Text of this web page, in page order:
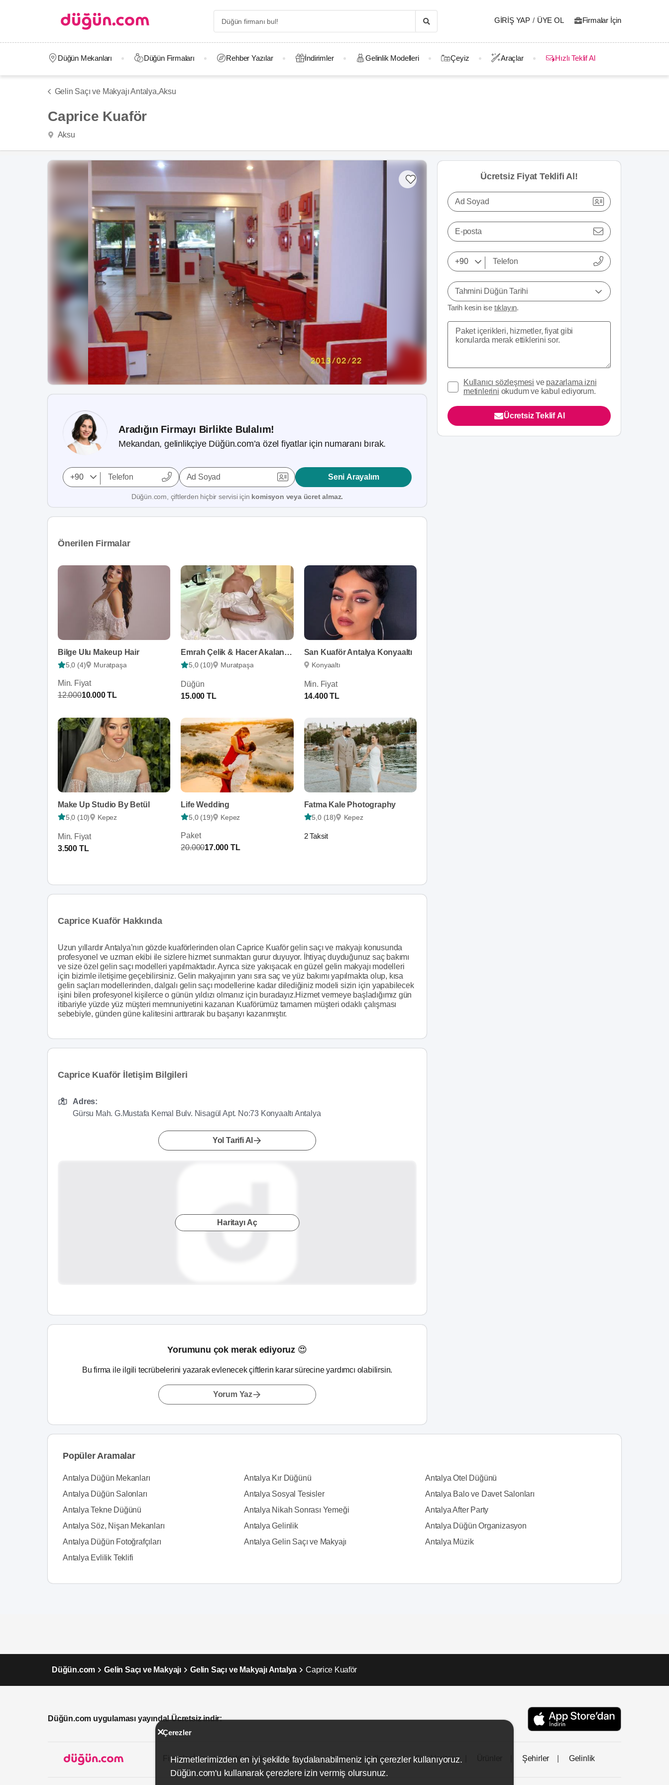
GIRIŞ YAP / ÜYE OL Firmalar İçin
Düğün Mekanları Düğün Firmaları Rehber Yazılar İndirimler Gelinlik Modelleri Çeyiz Araçlar Hızlı Teklif Al
Gelin Saçı ve Makyajı Antalya,Aksu
Caprice Kuaför
Aksu
Aradığın Firmayı Birlikte Bulalım!
Mekandan, gelinlikçiye Düğün.com’a özel fiyatlar için numaranı bırak.
Ad Soyad Seni Arayalım
Düğün.com, çiftlerden hiçbir servisi için komisyon veya ücret almaz.
Önerilen Firmalar
Bilge Ulu Makeup Hair
5,0 (4) Muratpaşa
Min. Fiyat
12.00010.000 TL
Emrah Çelik & Hacer Akalan Hair & Makeup
5,0 (10) Muratpaşa
Düğün
15.000 TL
San Kuaför Antalya Konyaaltı
Konyaaltı
Min. Fiyat
14.400 TL
Make Up Studio By Betül
5,0 (10) Kepez
Min. Fiyat
3.500 TL
Life Wedding
5,0 (19) Kepez
Paket
20.00017.000 TL
Fatma Kale Photography
5,0 (18) Kepez
2 Taksit
Caprice Kuaför Hakkında
Uzun yıllardır Antalya’nın gözde kuaförlerinden olan Caprice Kuaför gelin saçı ve makyajı konusunda
profesyonel ve uzman ekibi ile sizlere hizmet sunmaktan gurur duyuyor. İhtiyaç duyduğunuz saç bakımı
ve size özel gelin saçı modelleri yapılmaktadır. Ayrıca size yakışacak en güzel gelin makyajı modelleri
için bizimle iletişime geçebilirsiniz. Gelin makyajının yanı sıra saç ve yüz bakımı yapılmakta olup, kısa
gelin saçları modellerinden, dalgalı gelin saçı modellerine kadar dilediğiniz modeli sizin için yapabilecek
işini bilen profesyonel kişilerce o günün yıldızı olmanız için buradayız.Hizmet vermeye başladığımız gün
itibariyle yüzde yüz müşteri memnuniyetini kazanan Kuaförümüz tamamen müşteri odaklı çalışması
sebebiyle, günden güne kalitesini arttırarak bu başarıyı kazanmıştır.
Caprice Kuaför İletişim Bilgileri
Adres:
Gürsu Mah. G.Mustafa Kemal Bulv. Nisagül Apt. No:73 Konyaaltı Antalya
Yol Tarifi Al
Haritayı Aç
Yorumunu çok merak ediyoruz 😍
Bu firma ile ilgili tecrübelerini yazarak evlenecek çiftlerin karar sürecine yardımcı olabilirsin.
Yorum Yaz
Ücretsiz Fiyat Teklifi Al!
Ad Soyad
E-posta
Tahmini Düğün Tarihi
Tarih kesin ise tıklayın.
Kullanıcı sözleşmesi ve pazarlama izni
metinlerini okudum ve kabul ediyorum.
Ücretsiz Teklif Al
Popüler Aramalar
Antalya Düğün Mekanları Antalya Kır Düğünü
Antalya Otel Düğünü
Antalya Düğün Salonları
Antalya Sosyal Tesisler
Antalya Balo ve Davet Salonları
Antalya Tekne Düğünü
Antalya Nikah Sonrası Yemeği
Antalya After Party
Antalya Söz, Nişan Mekanları
Antalya Gelinlik
Antalya Düğün Organizasyon
Antalya Düğün Fotoğrafçıları
Antalya Gelin Saçı ve Makyajı
Antalya Müzik
Antalya Evlilik Teklifi
Düğün.com Gelin Saçı ve Makyajı Gelin Saçı ve Makyajı Antalya Caprice Kuaför
Düğün.com uygulaması yayında! Ücretsiz indir:
Firmalar İçin Hakkımızda İletişim Gizlilik ve Kullanım Site Haritası Şehirler Gelinlik
Çerezler
Hizmetlerimizden en iyi şekilde faydalanabilmeniz için çerezler kullanıyoruz.
Düğün.com'u kullanarak çerezlere izin vermiş olursunuz.